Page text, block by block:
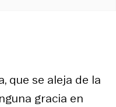
que se aleja de la
gracia en